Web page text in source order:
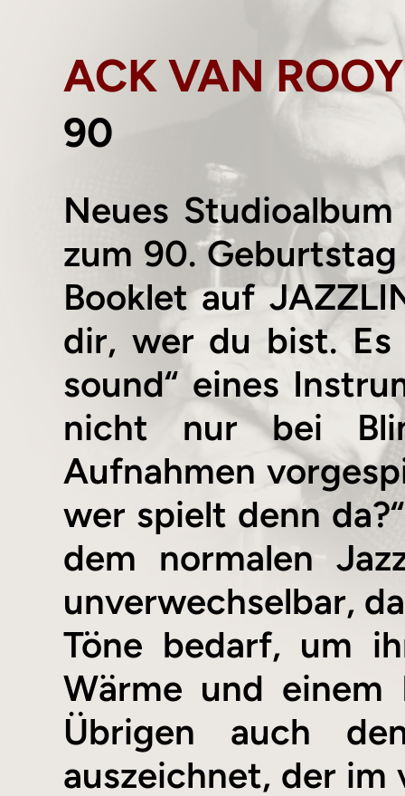
ACK VAN
90
Neues
zum 90.
Booklet auf
dir, wer du bist.
sound“ eines
nicht nur bei
Aufnahmen
wer spielt denn
dem normalen
unverwechselbar,
Töne bedarf, um
Wärme und
Übrigen auch
auszeichnet, der im